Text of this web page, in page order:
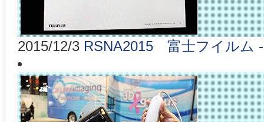
2015/12/3 RSNA2015 富士フイルム